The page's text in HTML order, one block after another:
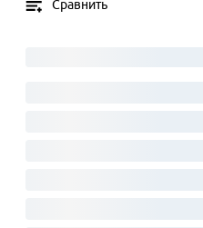
Сравнить